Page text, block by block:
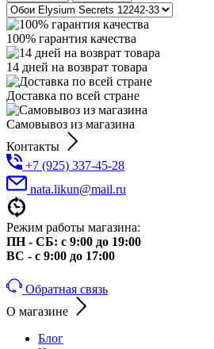
100% гарантия качества
14 дней на возврат товара
Доставка по всей стране
Самовывоз из магазина
Контакты
+7 (925) 337-45-28
nata.likun@mail.ru
Режим работы магазина:
ПН - СБ: с 9:00 до 19:00
ВС - с 9:00 до 17:00
Обратная связь
О магазине
Блог